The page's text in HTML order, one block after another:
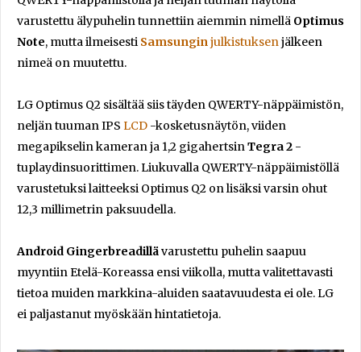
varustettu älypuhelin tunnettiin aiemmin nimellä Optimus
Note, mutta ilmeisesti Samsungin julkistuksen jälkeen
nimeä on muutettu.
LG Optimus Q2 sisältää siis täyden QWERTY-näppäimistön,
neljän tuuman IPS LCD -kosketusnäytön, viiden
megapikselin kameran ja 1,2 gigahertsin Tegra 2 -
tuplaydinsuorittimen. Liukuvalla QWERTY-näppäimistöllä
varustetuksi laitteeksi Optimus Q2 on lisäksi varsin ohut
12,3 millimetrin paksuudella.
Android Gingerbreadillävarustettu puhelin saapuu
myyntiin Etelä-Koreassa ensi viikolla, mutta valitettavasti
tietoa muiden markkina-aluiden saatavuudesta ei ole. LG
ei paljastanut myöskään hintatietoja.